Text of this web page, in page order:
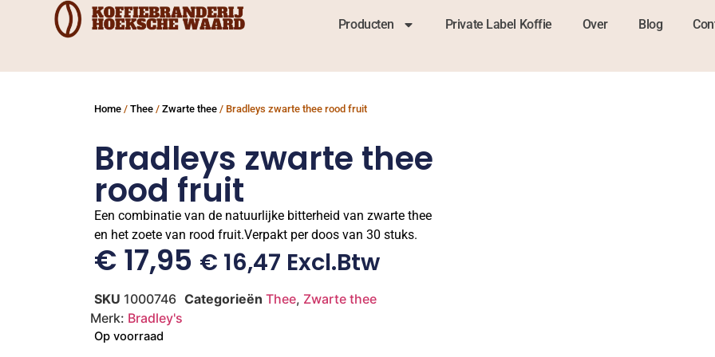
Producten Private Label Koffie Over Blog
Home/ Thee/ Zwarte thee/ Bradleys zwarte thee rood fruit
Bradleys zwarte thee
rood fruit
Een combinatie van de natuurlijke bitterheid van zwarte thee
en het zoete van rood fruit.Verpakt per doos van 30 stuks.
€17,95 € 16,47 Excl.btw
SKU 1000746 Categorieën Thee, Zwarte thee
Merk: Bradley's
Op voorraad